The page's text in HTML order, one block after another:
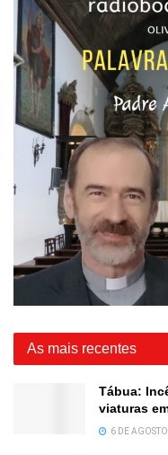
As mais recentes
Tábua:
viaturas
6 DE